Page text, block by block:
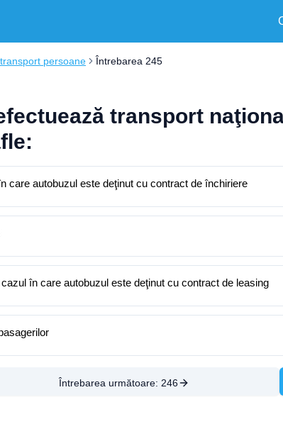
persoane Întrebarea 245
transport
care autobuzul este deţinut cu contract de închiriere
în care autobuzul este deţinut cu contract de leasing
Întrebarea următoare: 246